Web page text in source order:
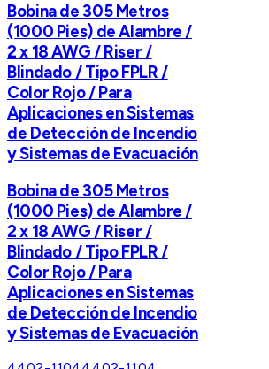
Bobina de 305 Metros
(1000 Pies) de Alambre /
2 x 18 AWG / Riser /
Blindado / Tipo FPLR /
Color Rojo / Para
Aplicaciones en Sistemas
de Detección de Incendio
y Sistemas de Evacuación
Bobina de 305 Metros
(1000 Pies) de Alambre /
2 x 18 AWG / Riser /
Blindado / Tipo FPLR /
Color Rojo / Para
Aplicaciones en Sistemas
de Detección de Incendio
y Sistemas de Evacuación